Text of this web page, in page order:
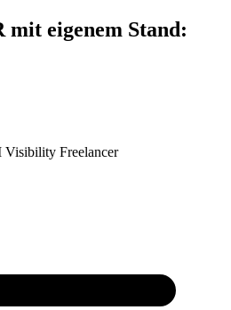
eigenem Stand:
Freelancer